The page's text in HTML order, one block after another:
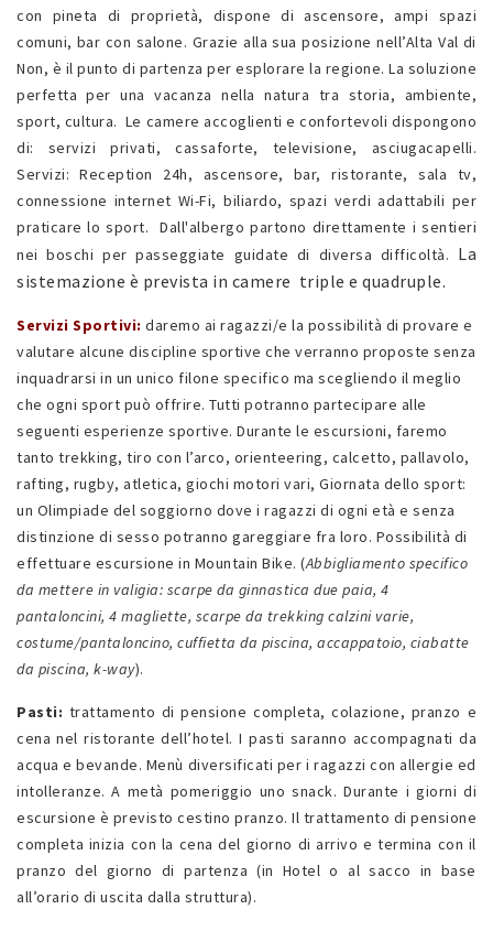
con pineta di proprietà, dispone di ascensore, ampi spazi
comuni, bar con salone. Grazie alla sua posizione nell’Alta Val di
Non, è il punto di partenza per esplorare la regione. La soluzione
perfetta per una vacanza nella natura tra storia, ambiente,
sport, cultura. Le camere accoglienti e confortevoli dispongono
di: servizi privati, cassaforte, televisione, asciugacapelli.
Servizi: Reception 24h, ascensore, bar, ristorante, sala tv,
connessione internet Wi-Fi, biliardo, spazi verdi adattabili per
praticare lo sport. Dall'albergo partono direttamente i sentieri
nei boschi per passeggiate guidate di diversa difficoltà. La
sistemazione è prevista in camere triple e quadruple.
Servizi Sportivi: daremo ai ragazzi/e la possibilità di provare e
valutare alcune discipline sportive che verranno proposte senza
inquadrarsi in un unico filone specifico ma scegliendo il meglio
che ogni sport può offrire. Tutti potranno partecipare alle
seguenti esperienze sportive. Durante le escursioni, faremo
tanto trekking, tiro con l’arco, orienteering, calcetto, pallavolo,
rafting, rugby, atletica, giochi motori vari, Giornata dello sport:
un Olimpiade del soggiorno dove i ragazzi di ogni età e senza
distinzione di sesso potranno gareggiare fra loro. Possibilità di
effettuare escursione in Mountain Bike. (Abbigliamento specifico
da mettere in valigia: scarpe da ginnastica due paia, 4
pantaloncini, 4 magliette, scarpe da trekking calzini varie,
costume/pantaloncino, cuffietta da piscina, accappatoio, ciabatte
da piscina, k-way).
Pasti: trattamento di pensione completa, colazione, pranzo e
cena nel ristorante dell’hotel. I pasti saranno accompagnati da
acqua e bevande. Menù diversificati per i ragazzi con allergie ed
intolleranze. A metà pomeriggio uno snack. Durante i giorni di
escursione è previsto cestino pranzo. Il trattamento di pensione
completa inizia con la cena del giorno di arrivo e termina con il
pranzo del giorno di partenza (in Hotel o al sacco in base
all’orario di uscita dalla struttura).